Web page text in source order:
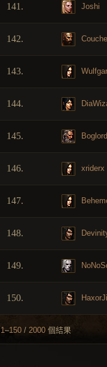
141. Joshi
142.
143. Wulfgar
144.
145. Boglord
146. xriderx
147.
148.
149.
150.
1–150 / 2000 個結果